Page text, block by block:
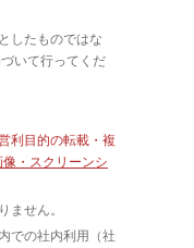
したものではな
いて行ってくだ
利目的の転載・複
像・スクリーンシ
ません。
での社内利用（社